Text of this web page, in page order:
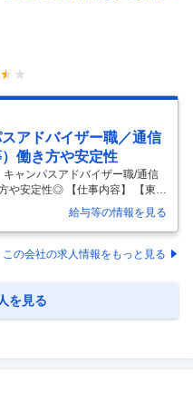
アドバイザー職／通信
働き方や安定性
ャンパスアドバイザー職/通信
や安定性◎ 【仕事内容】 【東
職/通信教育課程（就職相談・広
事内容】 【年休120日/残業20
サポートを中心に、事務局での
ています。】 ～業界未経験者で
務・実習関連業務） ・テキスト
る業務 ・履修登録の事
給与等の情報を見る
この会社の求人情報をもっと見る
を見る